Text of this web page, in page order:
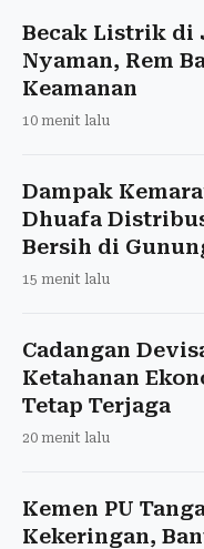
Becak Listrik di
Nyaman, Rem
Keamanan
10 menit lalu
Dampak
Dhuafa
Bersih di
15 menit lalu
Cadangan
Ketahanan
Tetap Terjaga
20 menit lalu
Kemen PU
Kekeringan,